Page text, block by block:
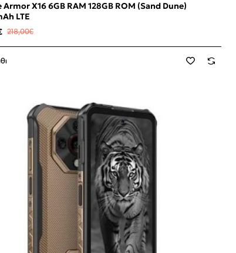
128GB ROM (Sand Dune)
LTE
218,00€